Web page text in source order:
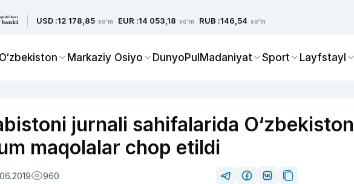
USD :12 178,85 so'm EUR :14 053,18 so'm RUB :146,54 so'm
O‘zbekiston Markaziy Osiyo DunyoPulMadaniyat Sport Layfstayl
jurnali sahifalarida O‘zbekiston
maqolalar chop etildi
960